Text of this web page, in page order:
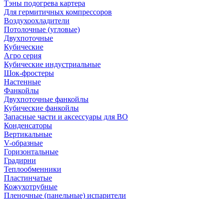
Тэны подогрева картера
Для гермитичных компрессоров
Воздухоохладители
Потолочные (угловые)
Двухпоточные
Кубические
Агро серия
Кубические индустриальные
Шок-фростеры
Настенные
Фанкойлы
Двухпоточные фанкойлы
Кубические фанкойлы
Запасные части и аксессуары для ВО
Конденсаторы
Вертикальные
V-образные
Горизонтальные
Градирни
Теплообменники
Пластинчатые
Кожухотрубные
Пленочные (панельные) испарители